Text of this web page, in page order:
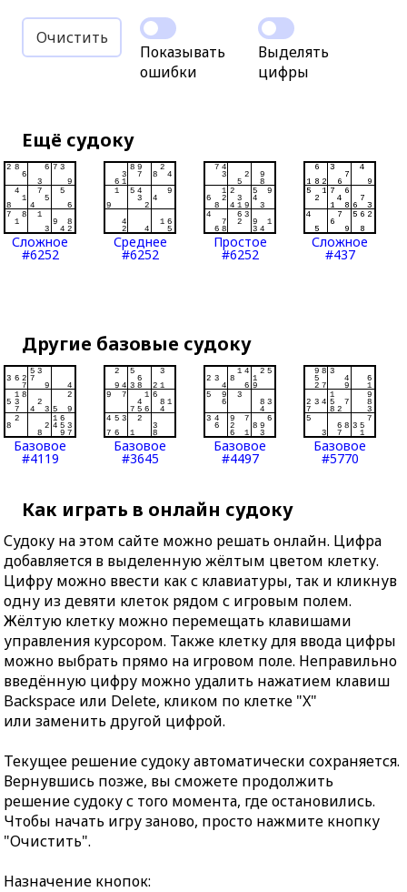
Очистить
Показывать
ошибки
Выделять
цифры
Ещё судоку
Сложное
#6252
Среднее
#6252
Простое
#6252
Сложное
#437
Другие базовые судоку
Базовое
#4119
Базовое
#3645
Базовое
#4497
Базовое
#5770
Как играть в онлайн судоку
Судоку на этом сайте можно решать онлайн. Цифра
добавляется в выделенную жёлтым цветом клетку.
Цифру можно ввести как с клавиатуры, так и кликнув
одну из девяти клеток рядом с игровым полем.
Жёлтую клетку можно перемещать клавишами
управления курсором. Также клетку для ввода цифры
можно выбрать прямо на игровом поле. Неправильно
введённую цифру можно удалить нажатием клавиш
Backspace или Delete, кликом по клетке "X"
или заменить другой цифрой.
Текущее решение судоку автоматически сохраняется.
Вернувшись позже, вы сможете продолжить
решение судоку с того момента, где остановились.
Чтобы начать игру заново, просто нажмите кнопку
"Очистить".
Назначение кнопок: